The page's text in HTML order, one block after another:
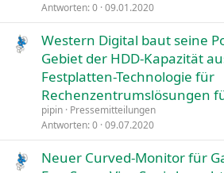
Antworten 0 09.01.2020
Western Digital baut seine
Gebiet der HDD-Kapazität
Festplatten-Technologie für
Rechenzentrumslösungen
pipin Pressemitteilungen
Antworten 0 09.07.2020
Neuer Curved-Monitor für